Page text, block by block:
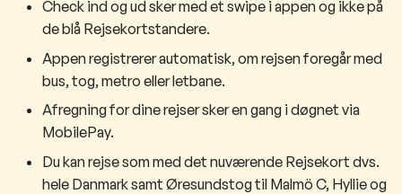
Check ind og ud sker med et swipe i appen og ikke på
de blå Rejsekortstandere.
Appen registrerer automatisk, om rejsen foregår med
bus, tog, metro eller letbane.
Afregning for dine rejser sker en gang i døgnet via
MobilePay.
Du kan rejse som med det nuværende Rejsekort dvs.
hele Danmark samt Øresundstog til Malmö C, Hyllie og